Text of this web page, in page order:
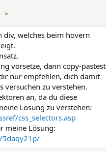
>
div, welches beim hovern
vorsetze, dann copy-pastest
nur empfehlen, dich damit
versuchen zu verstehen.
an, da du diese
Lösung zu verstehen:
css_selectors.asp
meine Lösung: